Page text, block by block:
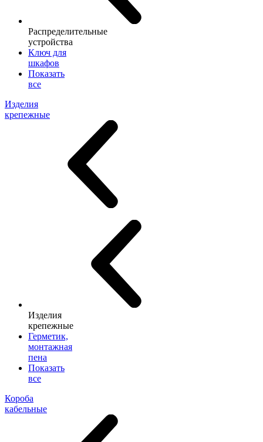
Распределительные
устройства
Ключ для
шкафов
Показать
все
Изделия
крепежные
Изделия
крепежные
Герметик,
монтажная
пена
Показать
все
Короба
кабельные